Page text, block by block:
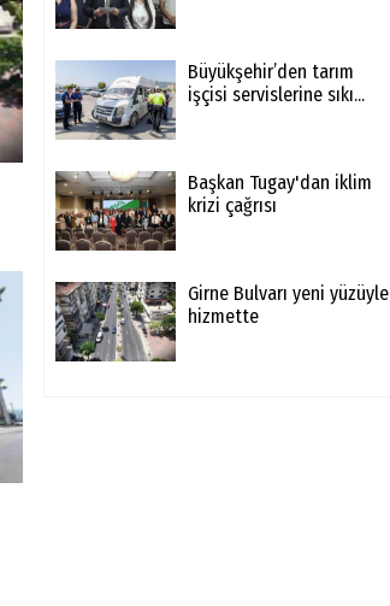
Büyükşehir’den tarım
işçisi servislerine sıkı...
Başkan Tugay'dan iklim
krizi çağrısı
Girne Bulvarı yeni yüzüyle
hizmette